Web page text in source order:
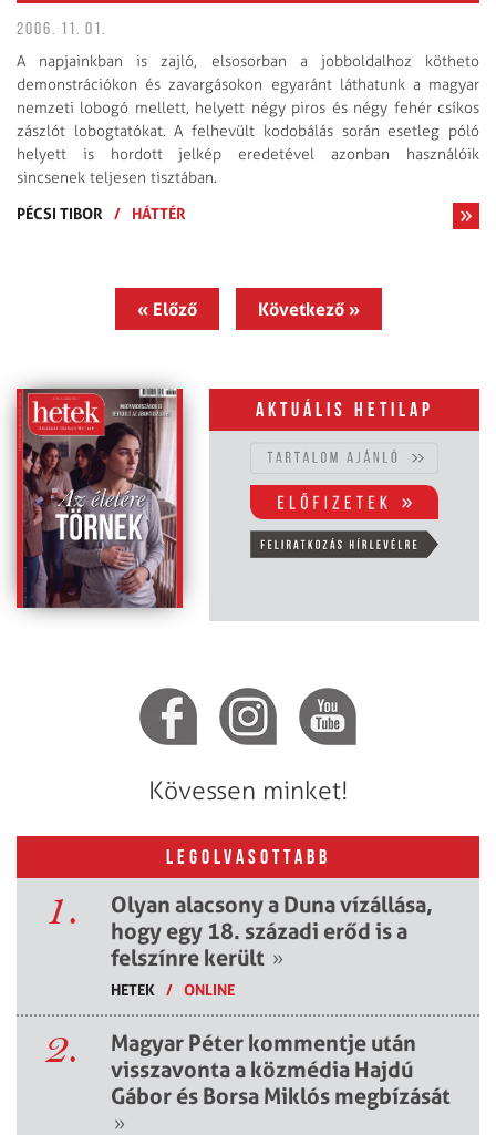
2006. 11. 01.
A napjainkban is zajló, elsosorban a jobboldalhoz kötheto
demonstrációkon és zavargásokon egyaránt láthatunk a magyar
nemzeti lobogó mellett, helyett négy piros és négy fehér csíkos
zászlót lobogtatókat. A felhevült kodobálás során esetleg póló
helyett is hordott jelkép eredetével azonban használóik
sincsenek teljesen tisztában.
PÉCSI TIBOR
/ HÁTTÉR
« Előző Következő »
Aktuális hetilap
Kövessen minket!
LEGOLVASOTTABB
1.
Olyan alacsony a Duna vízállása,
hogy egy 18. századi erőd is a
felszínre került »
HETEK / ONLINE
2.
Magyar Péter kommentje után
visszavonta a közmédia Hajdú
Gábor és Borsa Miklós megbízását
»